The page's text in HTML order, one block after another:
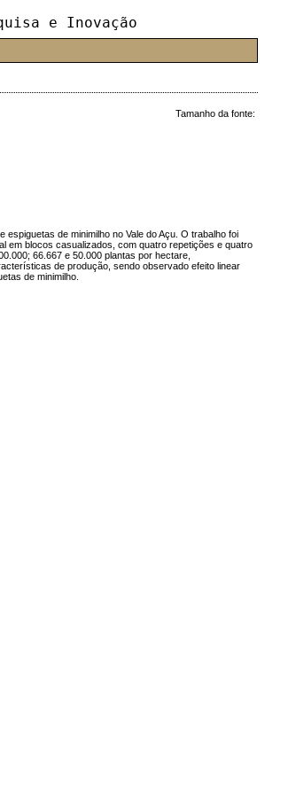
e Inovação
Tamanho da fonte:
de minimilho no Vale do Açu. O trabalho foi
em blocos casualizados, com quatro repetições e quatro
66.667 e 50.000 plantas por hectare,
de produção, sendo observado efeito linear
de minimilho.